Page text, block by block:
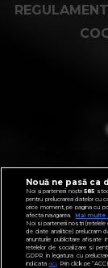
Nouă ne pasă ca
Noi și partenerii noștri585
pentru prelucrarea datelor cu
orice moment, pe pagina cu
afecta navigarea.
Mai multe
Noi si partenerii nostri
de date analitice) prelucram
anunturile publicitare afisate
retelelor de socializare si
GDPR in legatura cu
indicataaici. Prin click pe